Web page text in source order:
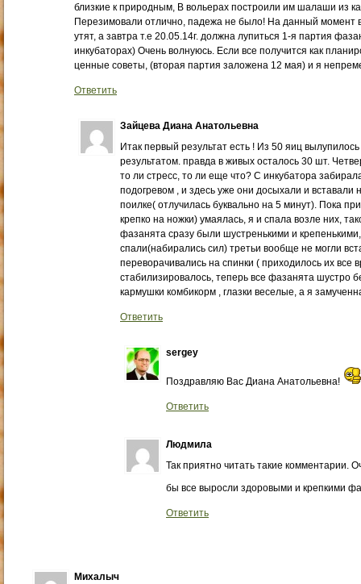
близкие к природным, В вольерах построили им шалаши из
Перезимовали отлично, падежа не было! На данный момент
утят, а завтра т.е 20.05.14г. должна лупиться 1-я партия
инкубаторах) Очень волнуюсь. Если все получится как
ценные советы, (вторая партия заложена 12 мая) и я
Ответить
Зайцева Диана Анатольевна
Итак первый результат есть ! Из 50 яиц
результатом. правда в живых осталось 30 шт.
то ли стресс, то ли еще что? С инкубатора
подогревом , и здесь уже они досыхали и вставали
поилке( отлучилась буквально на 5 минут). Пока
крепко на ножки) умаялась, я и спала возле них,
фазанята сразу были шустренькими и
спали(набирались сил) третьи вообще не могли
переворачивались на спинки ( приходилось их все
стабилизировалось, теперь все фазанята шустро
кармушки комбикорм , глазки веселые, а я
Ответить
sergey
Поздравляю Вас Диана Анатольевна!
Ответить
Людмила
Так приятно читать такие комментарии.
бы все выросли здоровыми и крепкими
Ответить
Михалыч